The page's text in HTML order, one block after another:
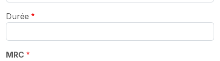
Durée
MRC